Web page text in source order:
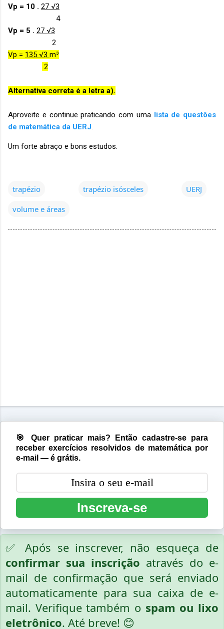
Vp = 10 . 27 √3
4
Vp = 5 . 27 √3
2
Vp = 135 √3 m³
2
Alternativa correta é a letra a).
Aproveite e continue praticando com uma lista de questões
de matemática da UERJ.
Um forte abraço e bons estudos.
trapézio trapézio isósceles
UERJ
volume e áreas
🎯 Quer praticar mais? Então cadastre-se para
receber exercícios resolvidos de matemática por
e-mail — é grátis.
Inscreva-se
✅ Após se inscrever, não esqueça de
confirmar sua inscrição através do e-
mail de confirmação que será enviado
automaticamente para sua caixa de e-
mail. Verifique também o spam ou lixo
eletrônico. Até breve! 😊